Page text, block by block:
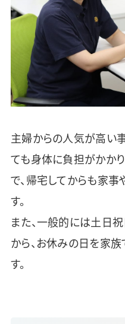
主婦からの人気が高い
ても身体に負担がかか
で、帰宅してからも家
す。
また、一般的には土日
から、お休みの日を家
す。